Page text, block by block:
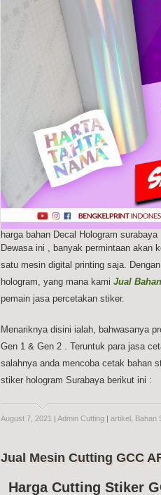
harga bahan Decal Hologram surabaya
Dewasa ini , banyak permintaan akan
satu mesin digital printing saja.
hologram, yang mana kami Jual
pemain jasa percetakan stiker.
Menariknya disini ialah, bahwasanya
Gen 1 & Gen 2 . Teruntuk para jasa
salahnya anda mencoba cetak bahan
stiker hologram Surabaya berikut ini :
August 7, 2021 | Admin Cutting | artikel Bahan
Jual Mesin Cutting GCC
Harga Cutting Stiker